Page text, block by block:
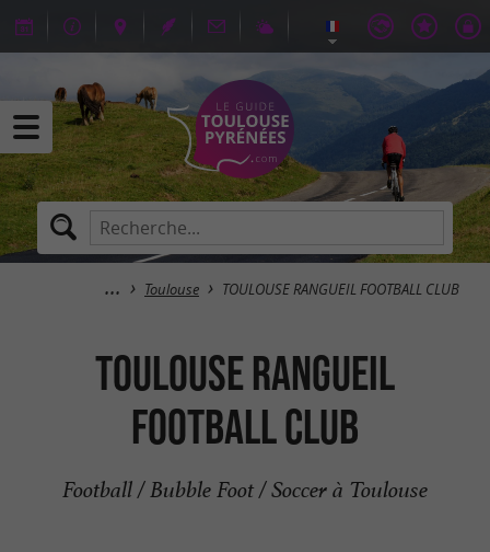
Toulouse TOULOUSE RANGUEIL FOOTBALL CLUB
TOULOUSE RANGUEIL
FOOTBALL CLUB
Football / Bubble Foot / Soccer à Toulouse